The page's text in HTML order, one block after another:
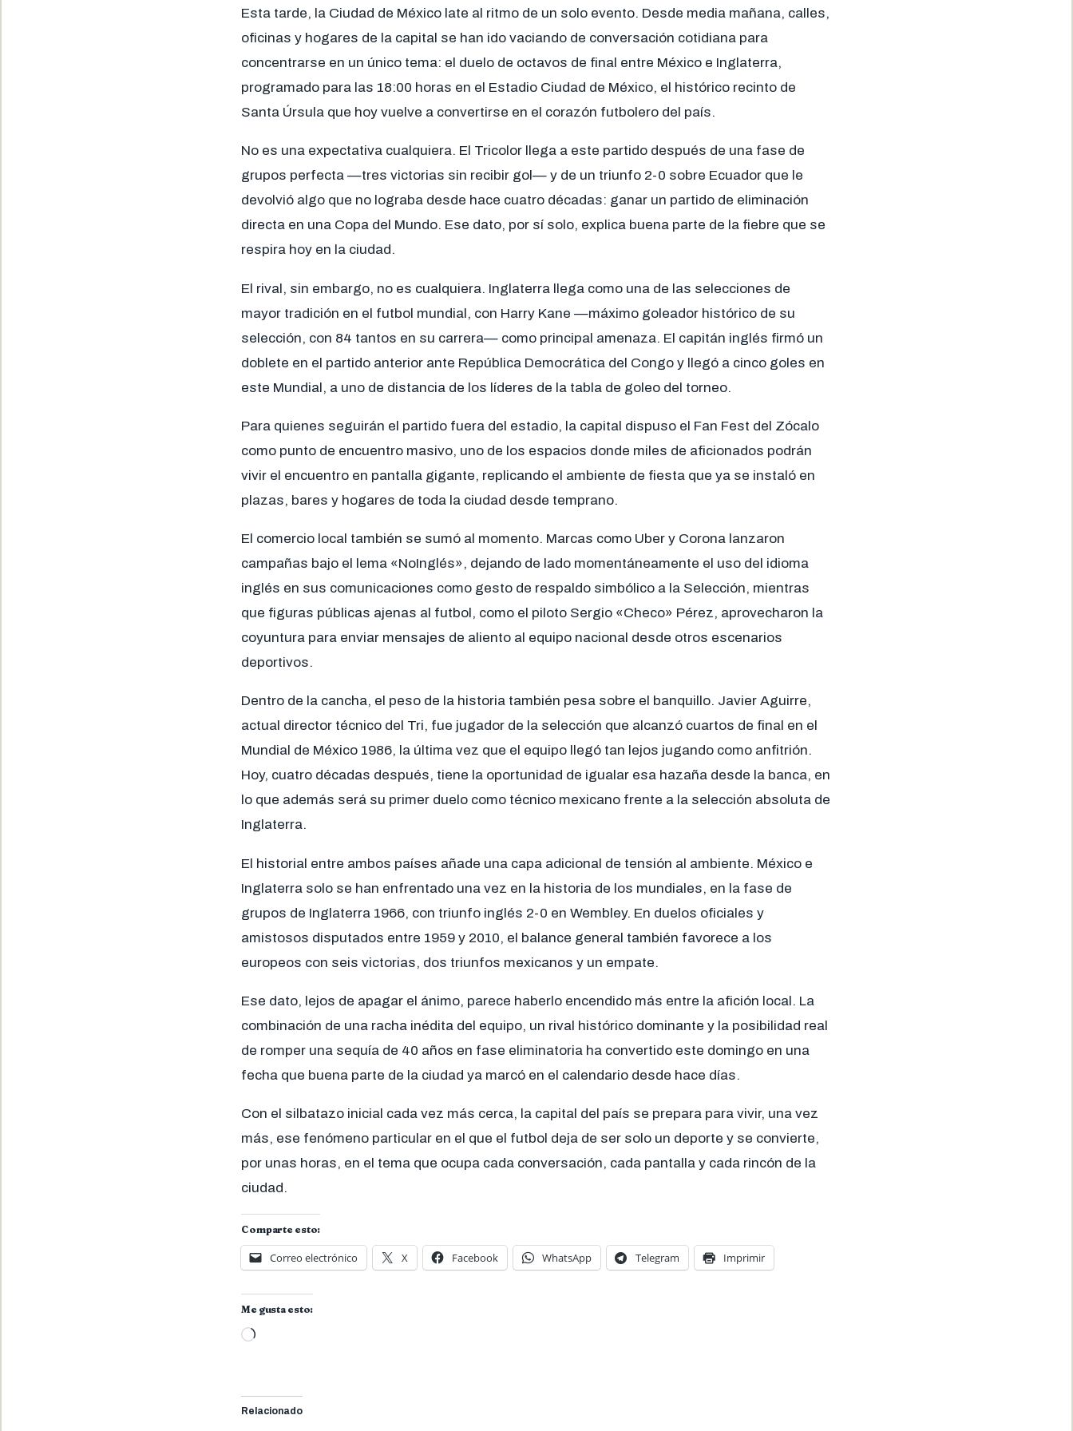
Esta tarde, la Ciudad de México late al ritmo de un solo evento. Desde media mañana, calles,
oficinas y hogares de la capital se han ido vaciando de conversación cotidiana para
concentrarse en un único tema: el duelo de octavos de final entre México e Inglaterra,
programado para las 18:00 horas en el Estadio Ciudad de México, el histórico recinto de
Santa Úrsula que hoy vuelve a convertirse en el corazón futbolero del país.
No es una expectativa cualquiera. El Tricolor llega a este partido después de una fase de
grupos perfecta —tres victorias sin recibir gol— y de un triunfo 2-0 sobre Ecuador que le
devolvió algo que no lograba desde hace cuatro décadas: ganar un partido de eliminación
directa en una Copa del Mundo. Ese dato, por sí solo, explica buena parte de la fiebre que se
respira hoy en la ciudad.
El rival, sin embargo, no es cualquiera. Inglaterra llega como una de las selecciones de
mayor tradición en el futbol mundial, con Harry Kane —máximo goleador histórico de su
selección, con 84 tantos en su carrera— como principal amenaza. El capitán inglés firmó un
doblete en el partido anterior ante República Democrática del Congo y llegó a cinco goles en
este Mundial, a uno de distancia de los líderes de la tabla de goleo del torneo.
Para quienes seguirán el partido fuera del estadio, la capital dispuso el Fan Fest del Zócalo
como punto de encuentro masivo, uno de los espacios donde miles de aficionados podrán
vivir el encuentro en pantalla gigante, replicando el ambiente de fiesta que ya se instaló en
plazas, bares y hogares de toda la ciudad desde temprano.
El comercio local también se sumó al momento. Marcas como Uber y Corona lanzaron
campañas bajo el lema «NoInglés», dejando de lado momentáneamente el uso del idioma
inglés en sus comunicaciones como gesto de respaldo simbólico a la Selección, mientras
que figuras públicas ajenas al futbol, como el piloto Sergio «Checo» Pérez, aprovecharon la
coyuntura para enviar mensajes de aliento al equipo nacional desde otros escenarios
deportivos.
Dentro de la cancha, el peso de la historia también pesa sobre el banquillo. Javier Aguirre,
actual director técnico del Tri, fue jugador de la selección que alcanzó cuartos de final en el
Mundial de México 1986, la última vez que el equipo llegó tan lejos jugando como anfitrión.
Hoy, cuatro décadas después, tiene la oportunidad de igualar esa hazaña desde la banca, en
lo que además será su primer duelo como técnico mexicano frente a la selección absoluta de
Inglaterra.
El historial entre ambos países añade una capa adicional de tensión al ambiente. México e
Inglaterra solo se han enfrentado una vez en la historia de los mundiales, en la fase de
grupos de Inglaterra 1966, con triunfo inglés 2-0 en Wembley. En duelos oficiales y
amistosos disputados entre 1959 y 2010, el balance general también favorece a los
europeos con seis victorias, dos triunfos mexicanos y un empate.
Ese dato, lejos de apagar el ánimo, parece haberlo encendido más entre la afición local. La
combinación de una racha inédita del equipo, un rival histórico dominante y la posibilidad real
de romper una sequía de 40 años en fase eliminatoria ha convertido este domingo en una
fecha que buena parte de la ciudad ya marcó en el calendario desde hace días.
Con el silbatazo inicial cada vez más cerca, la capital del país se prepara para vivir, una vez
más, ese fenómeno particular en el que el futbol deja de ser solo un deporte y se convierte,
por unas horas, en el tema que ocupa cada conversación, cada pantalla y cada rincón de la
ciudad.
Comparte esto:
Correo electrónico X Facebook WhatsApp Telegram Imprimir
Me gusta esto:
Cargando...
Relacionado